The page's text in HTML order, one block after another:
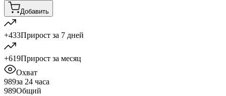
Добавить
+433Прирост за 7 дней
+619Прирост за месяц
Охват
989за 24 часа
989Общий